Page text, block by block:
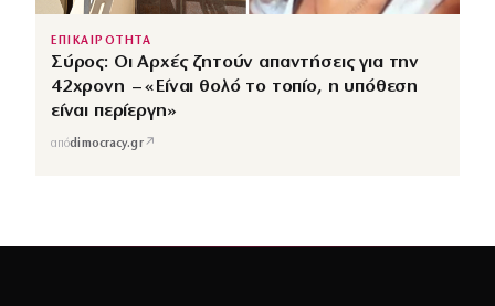
ΕΠΙΚΑΙΡΟΤΗΤΑ
Σύρος: Οι Αρχές ζητούν απαντήσεις για την
42χρονη – «Είναι θολό το τοπίο, η υπόθεση
είναι περίεργη»
απόdimocracy.gr↗